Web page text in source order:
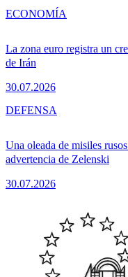
La zona euro registra un
de Irán
30.07.2026
ECONOMÍA
Una oleada de misiles
advertencia de Zelenski
30.07.2026
DEFENSA